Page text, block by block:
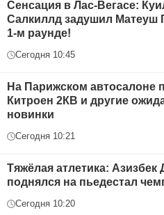
Сенсация в Лас-Вегасе:
Салкиллд задушил Матеуш
1-м раунде!
Сегодня 10:45
На Парижском автосалоне
Китроен 2КВ и другие
новинки
Сегодня 10:21
Тяжёлая атлетика: Азизбек
поднялся на пьедестал
Сегодня 10:20